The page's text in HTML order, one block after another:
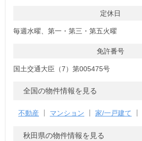
定休日
毎週水曜、第一・第三・第五火曜
免許番号
国土交通大臣（7）第005475号
全国の物件情報を見る
不動産 マンション 家/一戸建て
秋田県の物件情報を見る